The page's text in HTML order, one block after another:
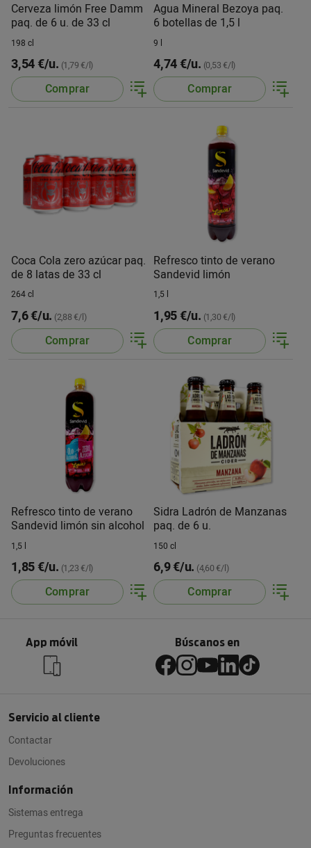
Cerveza limón Free Damm
paq. de 6 u. de 33 cl
198 cl
3,54 €/u. (1,79 €/l)
Comprar
Agua Mineral Bezoya paq.
6 botellas de 1,5 l
9 l
4,74 €/u. (0,53 €/l)
Comprar
Coca Cola zero azúcar paq.
de 8 latas de 33 cl
264 cl
7,6 €/u. (2,88 €/l)
Comprar
Refresco tinto de verano
Sandevid limón
1,5 l
1,95 €/u. (1,30 €/l)
Comprar
Refresco tinto de verano
Sandevid limón sin alcohol
1,5 l
1,85 €/u. (1,23 €/l)
Comprar
Sidra Ladrón de Manzanas
paq. de 6 u.
150 cl
6,9 €/u. (4,60 €/l)
Comprar
App móvil Búscanos en
Servicio al cliente
Contactar
Devoluciones
Información
Sistemas entrega
Preguntas frecuentes